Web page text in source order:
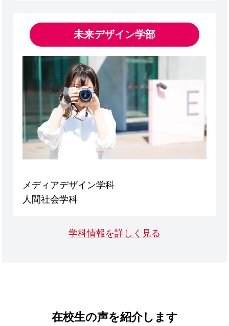
未来デザイン学部
メディアデザイン学科
人間社会学科
学科情報を詳しく見る
在校生の声を紹介します